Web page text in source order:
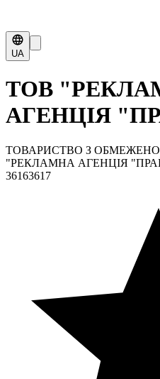
UA
ТОВ
АГЕНЦІЯ
ТОВАРИСТВО З
"РЕКЛАМНА АГЕНЦІЯ
36163617